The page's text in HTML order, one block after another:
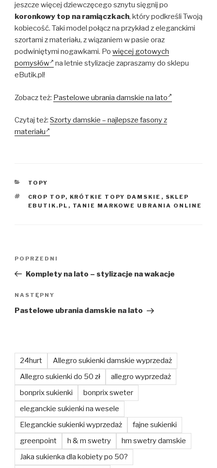
jeszcze więcej dziewczęcego sznytu sięgnij po
koronkowy top na ramiączkach, który podkreśli Twoją
kobiecość. Taki model połącz na przykład z eleganckimi
szortami z materiału, z wiązaniem w pasie oraz
podwiniętymi nogawkami. Po więcej gotowych
pomysłów
na letnie stylizacje zapraszamy do sklepu
eButik.pl!
Zobacz też: Pastelowe ubrania damskie na lato
Czytaj też: Szorty damskie – najlepsze fasony z
materiału
KATEGORIE
TOPY
TAGI
CROP TOP, KRÓTKIE TOPY DAMSKIE , SKLEP
EBUTIK.PL , TANIE MARKOWE UBRANIA ONLINE
Poprzedni
wpis
POPRZEDNI
Komplety na lato – stylizacje na wakacje
Następny
wpis
NASTĘPNY
Pastelowe ubrania damskie na lato
24hurt
Allegro sukienki damskie wyprzedaż
Allegro sukienki do 50 zł
allegro wyprzedaż
bonprix sukienki
bonprix sweter
eleganckie sukienki na wesele
Eleganckie sukienki wyprzedaż
fajne sukienki
greenpoint
h & m swetry
hm swetry damskie
Jaka sukienka dla kobiety po 50?